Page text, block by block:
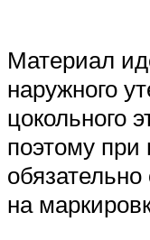
Материал
наружного
цокольного
поэтому при
на